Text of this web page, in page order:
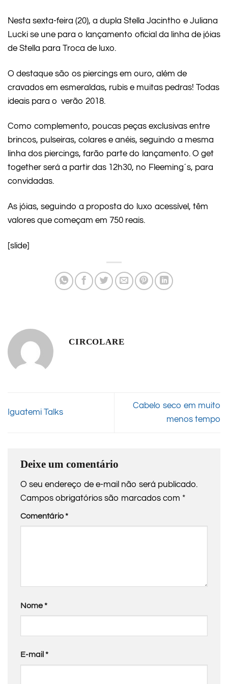
Nesta sexta-feira (20), a dupla Stella Jacintho e Juliana
Lucki se une para o lançamento oficial da linha de jóias
de Stella para Troca de luxo.
O destaque são os piercings em ouro, além de
cravados em esmeraldas, rubis e muitas pedras! Todas
ideais para o verão 2018.
Como complemento, poucas peças exclusivas entre
brincos, pulseiras, colares e anéis, seguindo a mesma
linha dos piercings, farão parte do lançamento. O get
together será a partir das 12h30, no Fleeming´s, para
convidadas.
As jóias, seguindo a proposta do luxo acessível, têm
valores que começam em 750 reais.
[slide]
CIRCOLARE
Iguatemi Talks
Cabelo seco em muito
menos tempo
Deixe um comentário
O seu endereço de e-mail não será publicado.
Campos obrigatórios são marcados com *
Comentário*
Nome*
E-mail *